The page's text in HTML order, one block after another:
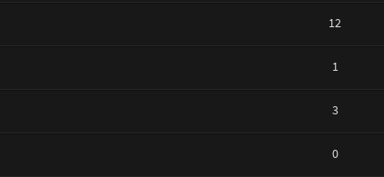
12
1
3
0